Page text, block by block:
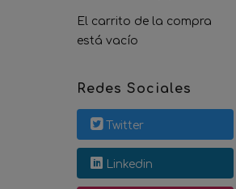
El carrito de la compra
está vacío
Redes Sociales
Twitter
Linkedin